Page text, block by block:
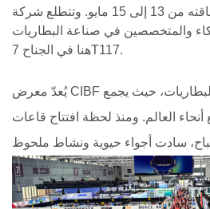
الآن بكامل طاقته من 13 إلى 15 مايو. وتتطلع شركة ACEY
والمتخصصين في صناعة البطاريات
هنا في الجناح 7T117.
يُعدّ معرض CIBF أحد أكبر معارض صناعة البطاريات، حيث يجمع
العالم. ومنذ لحظة افتتاح قاعات